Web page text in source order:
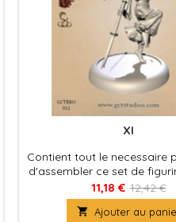
XI
Contient tout le necessaire
d'assembler ce set de
le jeu Bushido, produit
leurs socles en plastique.
peindre et à
11,18 € 12,42 €
 Ajouter au